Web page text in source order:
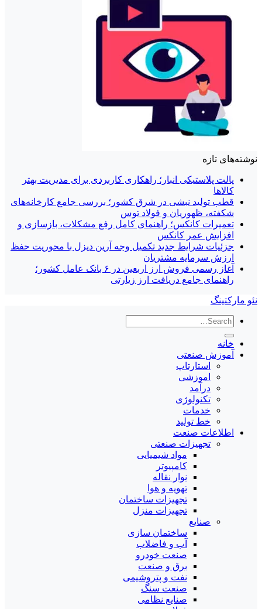
نوشته‌های تازه
پالت پلاستیکی انبار؛ راهکاری کاربردی برای مدیریت بهتر
کالاها
قطب تولید نبشی در شرق کشور؛ بررسی جامع کارخانه‌های
شکفته، ظهوریان و فولاد توس
تعمیرات کانکس؛ راهنمای کامل رفع مشکلات، بازسازی و
افزایش عمر کانکس
جزئیات شرایط جدید تکمیل وجه آرین دیزل با محوریت حفظ
ارزش سرمایه مشتریان
آغاز رسمی فروش ارز اربعین در ۶ بانک عامل کشور؛
راهنمای جامع دریافت ارز زیارتی
نئو مارکتینگ
خانه
آموزش صنعتی
استارتاپ
اموزشی
درآمد
تکنولوژی
خدمات
خط تولید
اطلاعات صنعت
تجهیزات صنعتی
مواد شیمیایی
کامپیوتر
نوار نقاله
تهویه و هوا
تجهیزات ساختمان
تجهیزات منزل
صنایع
ساختمان سازی
آب و فاضلاب
صنعت خودرو
برق و صنعت
نفت و پتروشیمی
صنعت سنگ
صنایع نظامی